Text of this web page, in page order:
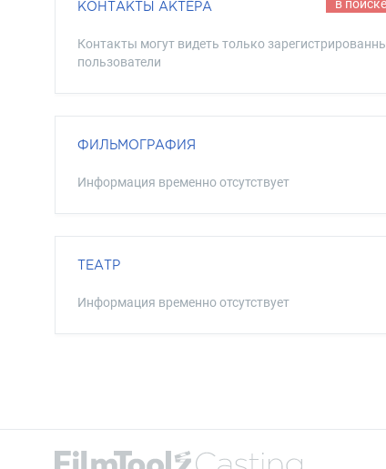
КОНТАКТЫ АКТЁРА в
Контакты могут видеть только
пользователи
ФИЛЬМОГРАФИЯ
Информация временно отсутствует
ТЕАТР
Информация временно отсутствует